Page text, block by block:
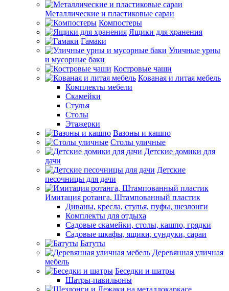
Металлические и пластиковые сараи
Компостеры
Ящики для хранения
Гамаки
Уличные урны
и мусорные баки
Костровые чаши
Кованая и литая мебель
Комплекты мебели
Скамейки
Стулья
Столы
Этажерки
Вазоны и кашпо
Столы уличные
Детские домики для
дачи
Детские
песочницы для дачи
Имитация ротанга, Штампованный пластик
Диваны, кресла, стулья, пуфы, шезлонги
Комплекты для отдыха
Садовые скамейки, столы, кашпо, грядки
Садовые шкафы, ящики, сундуки, сараи
Батуты
Деревянная уличная
мебель
Беседки и шатры
Шатры-павильоны